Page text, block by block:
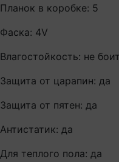
Планок в коробке: 5
Фаска: 4V
Влагостойкость: не
Защита от царапин: да
Защита от пятен: да
Антистатик: да
Для теплого пола: да